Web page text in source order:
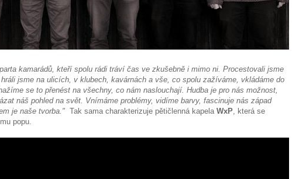
kamarádů, kteří spolu rádi tráví čas ve zkušebně i mimo ni. Procestovali jsme
jsme na ulicích, v klubech, kavárnách a vše, co spolu zažíváme, vkládáme do
se to přenést na všechny, co nám naslouchají. Hudba je pro nás možnost,
náš pohled na svět. Vnímáme problémy, vidíme barvy, fascinuje nás západ
je naše tvorba." Tak sama charakterizuje pětičlenná kapela WxP, která se
popu.